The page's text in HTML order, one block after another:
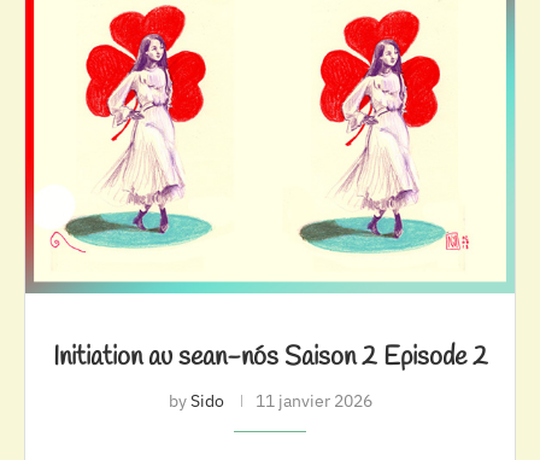
Initiation au sean-nós Saison 2 Episode 2
bySido 11 janvier 2026